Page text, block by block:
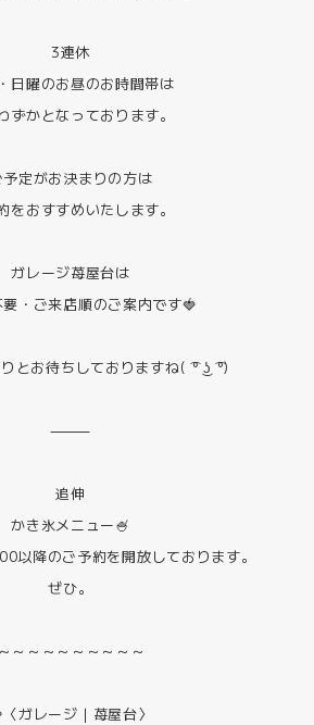
3連休
日曜のお昼のお時間帯は
ずかとなっております。
予定がお決まりの方は
をおすすめいたします。
ガレージ苺屋台は
・ご来店順のご案内です🍓
とお待ちしておりますね( ͡° ͜ʖ ͡°)
⸻
追伸
かき氷メニュー🍧
以降のご予約を開放しております。
ぜひ。
～～～～～～～～～～
ガレージ｜苺屋台〉